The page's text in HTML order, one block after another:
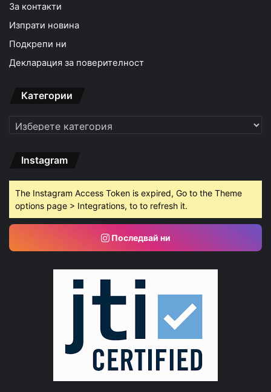
За контакти
Изпрати новина
Подкрепи ни
Декларация за поверителност
Категории
Категории
Instagram
The Instagram Access Token is expired, Go to the Theme
options page > Integrations, to to refresh it.
Последвай ни